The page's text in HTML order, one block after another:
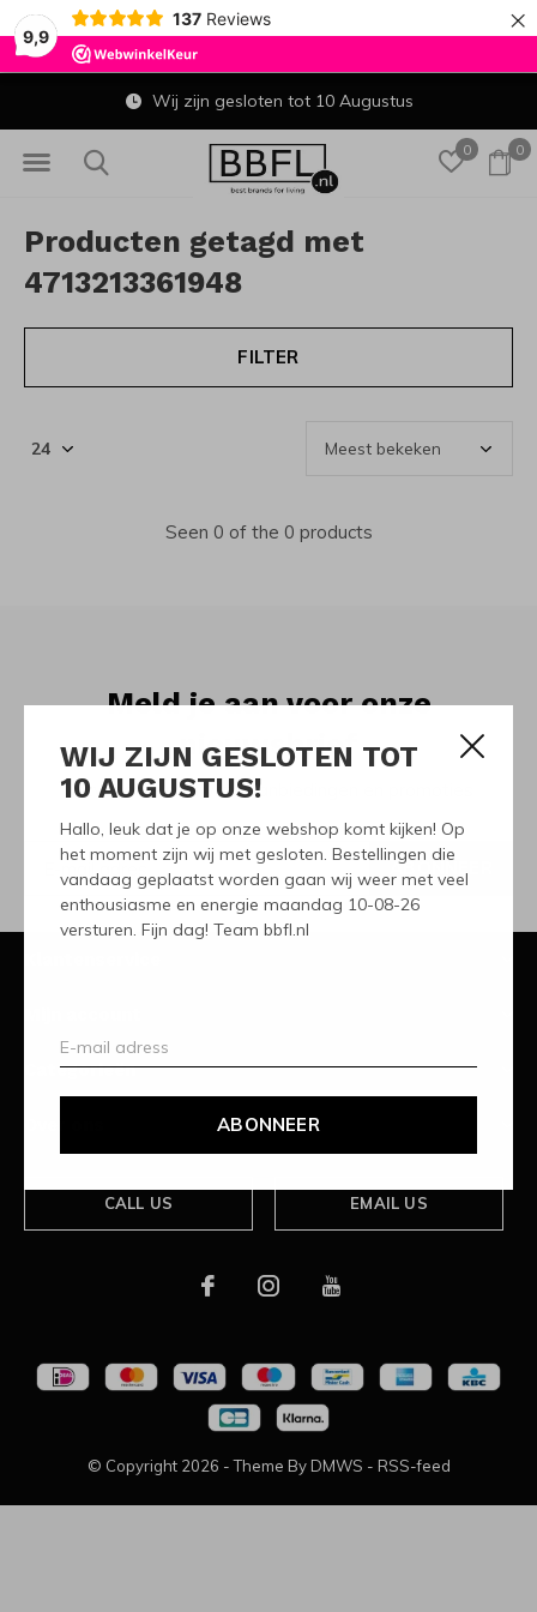
9,9
137 Reviews ×
WIJ ZIJN GESLOTEN TOT
10 AUGUSTUS!
Hallo, leuk dat je op onze webshop komt kijken! Op
het moment zijn wij met gesloten. Bestellingen die
vandaag geplaatst worden gaan wij weer met veel
enthousiasme en energie maandag 10-08-26
versturen. Fijn dag! Team bbfl.nl
ABONNEER
0 0
Wij zijn gesloten tot 10 Augustus
Producten getagd met
4713213361948
FILTER
Seen 0 of the 0 products
Meld je aan voor onze
nieuwsbrief
Ontvang de nieuwste aanbiedingen en promoties
ABONNEER
Categorieën
CALL US EMAIL US
© Copyright 2026 - Theme By DMWS - RSS-feed